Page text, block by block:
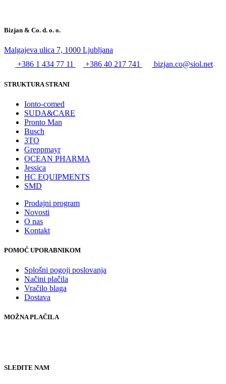
Bizjan & Co. d. o. o.
Malgajeva ulica 7, 1000 Ljubljana
+386 1 434 77 11
+386 40 217 741 bizjan.co@siol.net
STRUKTURA STRANI
Ionto-comed
SUDA&CARE
Pronto Man
Busch
3TO
Greppmayr
OCEAN PHARMA
Jessica
HC EQUIPMENTS
SMD
Prodajni program
Novosti
O nas
Kontakt
POMOČ UPORABNIKOM
Splošni pogoji poslovanja
Načini plačila
Vračilo blaga
Dostava
MOŽNA PLAČILA
SLEDITE NAM